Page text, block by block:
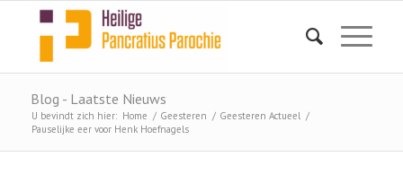
Blog - Laatste Nieuws
U bevindt zich hier: Home / Geesteren / Geesteren Actueel /
Pauselijke eer voor Henk Hoefnagels